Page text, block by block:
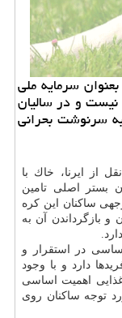
سرمایه ملی
نیست و در سالیان
سرنوشت بحرانی
از ایرنا، خاك با
بستر اصلی تامین
ساكنان این كره
بازگرداندن آن به
در استقرار و
دارد و با وجود
اهمیت اساسی
توجه ساكنان روی